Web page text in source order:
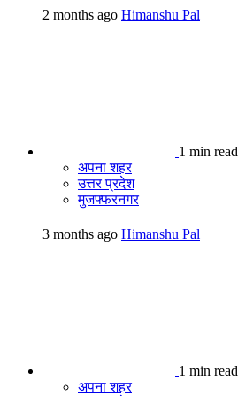
2 months ago Himanshu Pal
1 min read
अपना शहर
उत्तर प्रदेश
मुजफ्फरनगर
3 months ago Himanshu Pal
1 min read
अपना शहर